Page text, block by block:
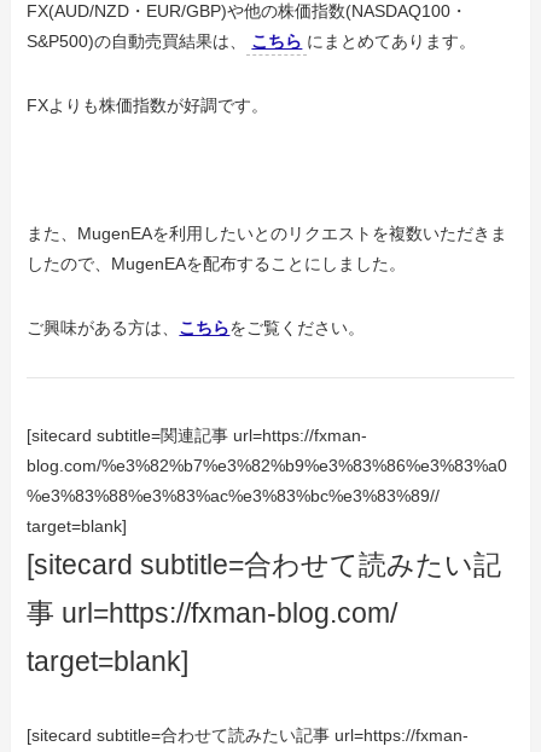
FX(AUD/NZD・EUR/GBP)や他の株価指数(NASDAQ100・
S&P500)の自動売買結果は、
こちら にまとめてあります。
FXよりも株価指数が好調です。
また、MugenEAを利用したいとのリクエストを複数いただきま
したので、MugenEAを配布することにしました。
ご興味がある方は、 こちらをご覧ください。
[sitecard subtitle=関連記事 url=https://fxman-
blog.com/%e3%82%b7%e3%82%b9%e3%83%86%e3%83%a0
%e3%83%88%e3%83%ac%e3%83%bc%e3%83%89//
target=blank]
[sitecard subtitle=合わせて読みたい記
事 url=https://fxman-blog.com/
target=blank]
[sitecard subtitle=合わせて読みたい記事 url=https://fxman-